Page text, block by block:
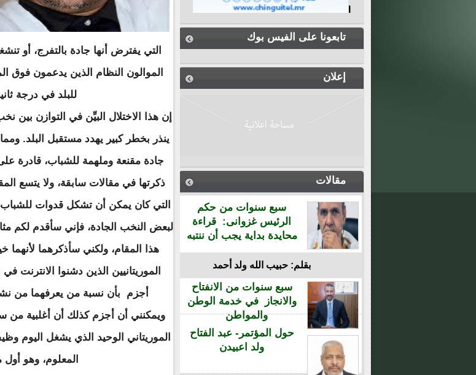
تابعونا على الفيس بوك
إعلان
مقالات
سبع سنوات من حكم
الرئيس غزوانى: قراءة
محايدة بداية يجب أن ننتبه
بقلم: حبيب الله ولد أحمد
سبع سنوات من الانفتاح
والانجاز في خدمة الوطن
والمواطن
حول المؤتمر- عبد الفتاح
ولد اعبيدن
التي يفترض أنها جادة بالتفرج، أو
الموالون النظام الذين يدعمون فوق
للبلد في درجة
إن هذا الاختلال البيِّن في التوازن بين
ينذر بخطر كبير يهدد مستقبل البلد.
جادة مقنعة وملهمة للشباب، قادرة
ذكرتها في مقالات سابقة، ولا يتسع
التي كان يمكن أن تشكل قدوات
لبعض النخب الجادة، فإني سأقدم لكم
هذا المقام، ولكني سأذكرهما
الموريتانيين الذين دشنوا الانترنت
أجزم بأن نسبة من يعرفهما من
ويمكنني أن أجزم كذلك أن أغلبية من
الموريتاني الوحيد الذي يشغل اليوم
المعلوم، وهو